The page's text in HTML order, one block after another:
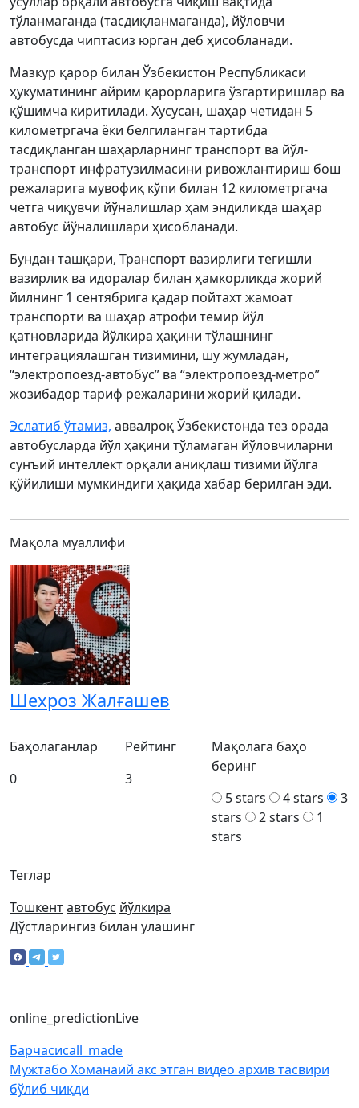
тўланмаганда (тасдиқланмаганда), йўловчи
автобусда чиптасиз юрган деб ҳисобланади.
Мазкур қарор билан Ўзбекистон Республикаси
ҳукуматининг айрим қарорларига ўзгартиришлар ва
қўшимча киритилади. Хусусан, шаҳар четидан 5
километргача ёки белгиланган тартибда
тасдиқланган шаҳарларнинг транспорт ва йўл-
транспорт инфратузилмасини ривожлантириш бош
режаларига мувофиқ кўпи билан 12 километргача
четга чиқувчи йўналишлар ҳам эндиликда шаҳар
автобус йўналишлари ҳисобланади.
Бундан ташқари, Транспорт вазирлиги тегишли
вазирлик ва идоралар билан ҳамкорликда жорий
йилнинг 1 сентябрига қадар пойтахт жамоат
транспорти ва шаҳар атрофи темир йўл
қатновларида йўлкира ҳақини тўлашнинг
интеграциялашган тизимини, шу жумладан,
“электропоезд-автобус” ва “электропоезд-метро”
жозибадор тариф режаларини жорий қилади.
Эслатиб ўтамиз, аввалроқ Ўзбекистонда тез орада
автобусларда йўл ҳақини тўламаган йўловчиларни
сунъий интеллект орқали аниқлаш тизими йўлга
қўйилиши мумкиндиги ҳақида хабар берилган эди.
Мақола муаллифи
Шехроз Жалғашев
Теглар
Тошкентавтобус йўлкира
Баҳолаганлар
0
Рейтинг
3
Мақолага баҳо
беринг
5 stars
4 stars
3
stars
2 stars
1
stars
Дўстларингиз билан улашинг
online_predictionLive
Барчасиcall_made
Мужтабо Хоманаий акс этган видео архив тасвири
бўлиб чиқди